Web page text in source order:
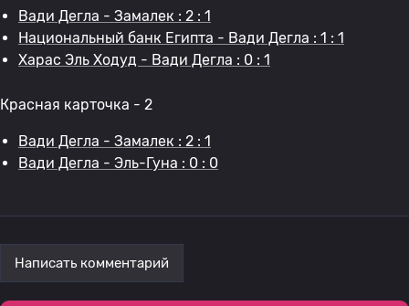
Вади Дегла - Замалек : 2 : 1
Национальный банк Египта - Вади Дегла : 1 : 1
Харас Эль Ходуд - Вади Дегла : 0 : 1
Красная карточка - 2
Вади Дегла - Замалек : 2 : 1
Вади Дегла - Эль-Гуна : 0 : 0
Написать комментарий